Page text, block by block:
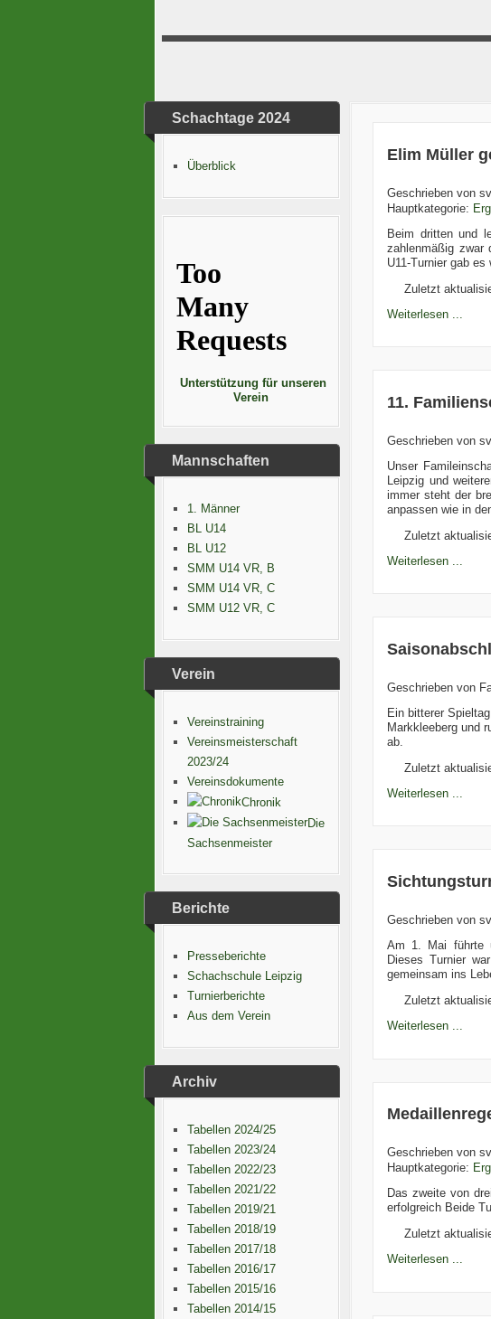
Schachtage 2024
Überblick
Unterstützung für unseren
Verein
Mannschaften
1. Männer
BL U14
BL U12
SMM U14 VR, B
SMM U14 VR, C
SMM U12 VR, C
Verein
Vereinstraining
Vereinsmeisterschaft
2023/24
Vereinsdokumente
Chronik
Die
Sachsenmeister
Berichte
Presseberichte
Schachschule Leipzig
Turnierberichte
Aus dem Verein
Archiv
Tabellen 2024/25
Tabellen 2023/24
Tabellen 2022/23
Tabellen 2021/22
Tabellen 2019/21
Tabellen 2018/19
Tabellen 2017/18
Tabellen 2016/17
Tabellen 2015/16
Tabellen 2014/15
Elim Müller
Geschrieben von
Hauptkategorie:
Beim dritten und
zahlenmäßig zwar
U11-Turnier gab es
Zuletzt
Weiterlesen ...
11.
Geschrieben von
Unser
Leipzig und
immer steht der
anpassen wie in
Zuletzt
Weiterlesen ...
Geschrieben von
Ein bitterer
Markkleeberg und
ab.
Zuletzt
Weiterlesen ...
Geschrieben von
Am 1. Mai führte
Dieses Turnier
gemeinsam ins
Zuletzt
Weiterlesen ...
Geschrieben von
Hauptkategorie:
Das zweite von
erfolgreich Beide
Zuletzt
Weiterlesen ...